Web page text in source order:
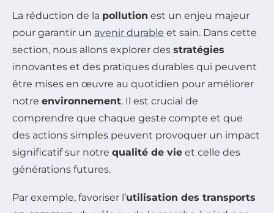
La réduction de la pollution est un enjeu majeur
pour garantir un avenir durable et sain. Dans cette
section, nous allons explorer des stratégies
innovantes et des pratiques durables qui peuvent
être mises en œuvre au quotidien pour améliorer
notre environnement. Il est crucial de
comprendre que chaque geste compte et que
des actions simples peuvent provoquer un impact
significatif sur notre qualité de vie et celle des
générations futures.
Par exemple, favoriser l’utilisation des transports